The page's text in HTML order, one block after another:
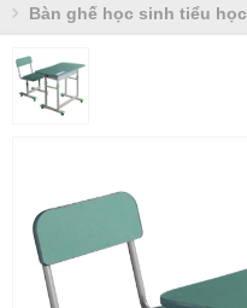
Bàn ghế học sinh tiểu học